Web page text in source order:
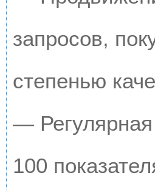
запросов,
степенью
— Регулярная
100